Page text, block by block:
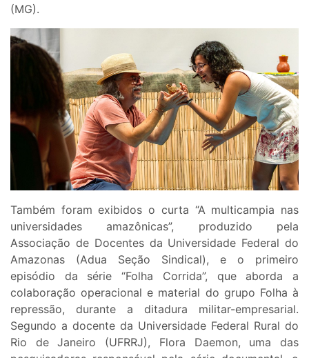
(MG).
Também foram exibidos o curta “A multicampia nas
universidades amazônicas”, produzido pela
Associação de Docentes da Universidade Federal do
Amazonas (Adua Seção Sindical), e o primeiro
episódio da série “Folha Corrida”, que aborda a
colaboração operacional e material do grupo Folha à
repressão, durante a ditadura militar-empresarial.
Segundo a docente da Universidade Federal Rural do
Rio de Janeiro (UFRRJ), Flora Daemon, uma das